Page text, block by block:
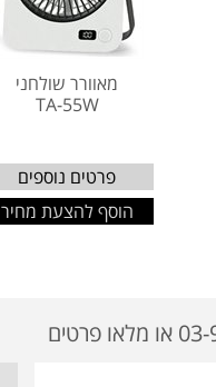
מאוורר שולחני
TA-55W
פרטים נוספים
הוסף להצעת מחיר